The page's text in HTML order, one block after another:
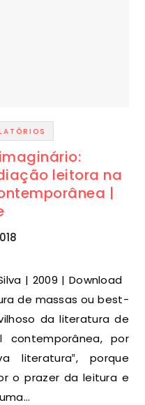
leitora na
|
de massas ou best-
da literatura de
contemporânea, por
literatura‟, porque
o prazer da leitura e